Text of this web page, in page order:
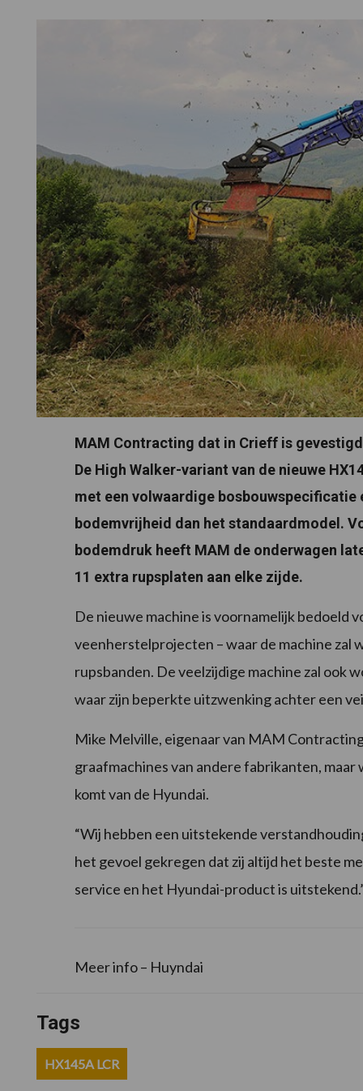
MAM Contracting dat in Crieff is
De High Walker-variant van de nieuwe
met een volwaardige
bodemvrijheid dan het standaardmodel.
bodemdruk heeft MAM de onderwagen
11 extra rupsplaten aan elke zijde.
De nieuwe machine is voornamelijk bedoeld
veenherstelprojecten – waar de machine zal
rupsbanden. De veelzijdige machine zal ook
waar zijn beperkte uitzwenking achter een
Mike Melville, eigenaar van MAM
graafmachines van andere fabrikanten,
komt van de Hyundai.
“Wij hebben een uitstekende
het gevoel gekregen dat zij altijd het beste
service en het Hyundai-product is
Meer info – Huyndai
Tags
HX145A LCR